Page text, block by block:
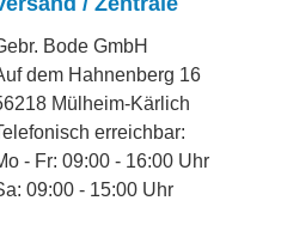
Bode GmbH
dem Hahnenberg 16
Mülheim-Kärlich
erreichbar:
- Fr: 09:00 - 16:00 Uhr
09:00 - 15:00 Uhr